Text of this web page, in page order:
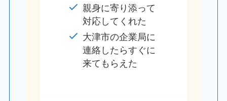
親身に寄り添って
対応してくれた
大津市の企業局に
連絡したらすぐに
来てもらえた